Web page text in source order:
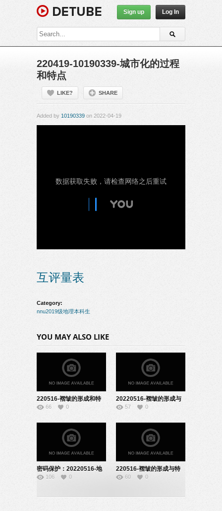
Sign up Log In
220419-10190339-城市化的过程
和特点
LIKE? SHARE
Added by 10190339 on 2022-04-19
互评量表
Category:
nnu2019级地理本科生
YOU MAY ALSO LIKE
220516-褶皱的形成和特
点-10190604
66 0
20220516-褶皱的形成与
特点-10190322
57 0
密码保护：20220516-地
球的自转-10190224
106 0
220516-褶皱的形成与特
点-10190432
60 0